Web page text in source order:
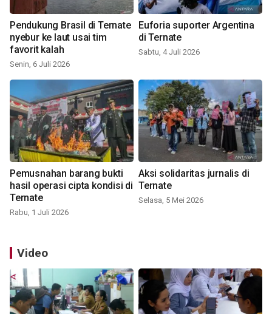
Pendukung Brasil di Ternate
nyebur ke laut usai tim
favorit kalah
Senin, 6 Juli 2026
Euforia suporter Argentina
di Ternate
Sabtu, 4 Juli 2026
Pemusnahan barang bukti
hasil operasi cipta kondisi di
Ternate
Rabu, 1 Juli 2026
Aksi solidaritas jurnalis di
Ternate
Selasa, 5 Mei 2026
Video